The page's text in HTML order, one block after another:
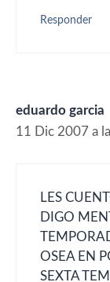
Responder
eduardo garcia
11 Dic 2007 a
LES
DIGO
OSEA EN
SEXTA